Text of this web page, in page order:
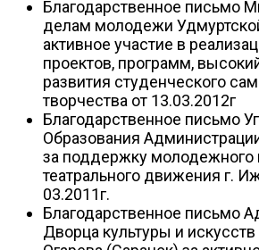
Благодарственное письмо
делам молодежи
активное участие в
проектов, программ,
развития студенческого
творчества от 13.03.2012г
Благодарственное письмо
Образования
за поддержку молодежного
театрального движения г.
03.2011г.
Благодарственное письмо
Дворца культуры и